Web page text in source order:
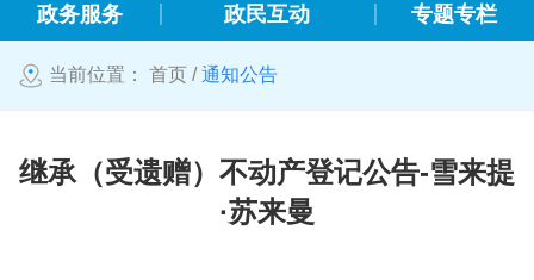
政务服务
政民互动 专题专栏
当前位置： 首页 /通知公告
继承（受遗赠）不动产登记公告-雪来提
·苏来曼